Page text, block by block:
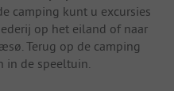
camping kunt u excursies
op het eiland of naar
Terug op de camping
in de speeltuin.